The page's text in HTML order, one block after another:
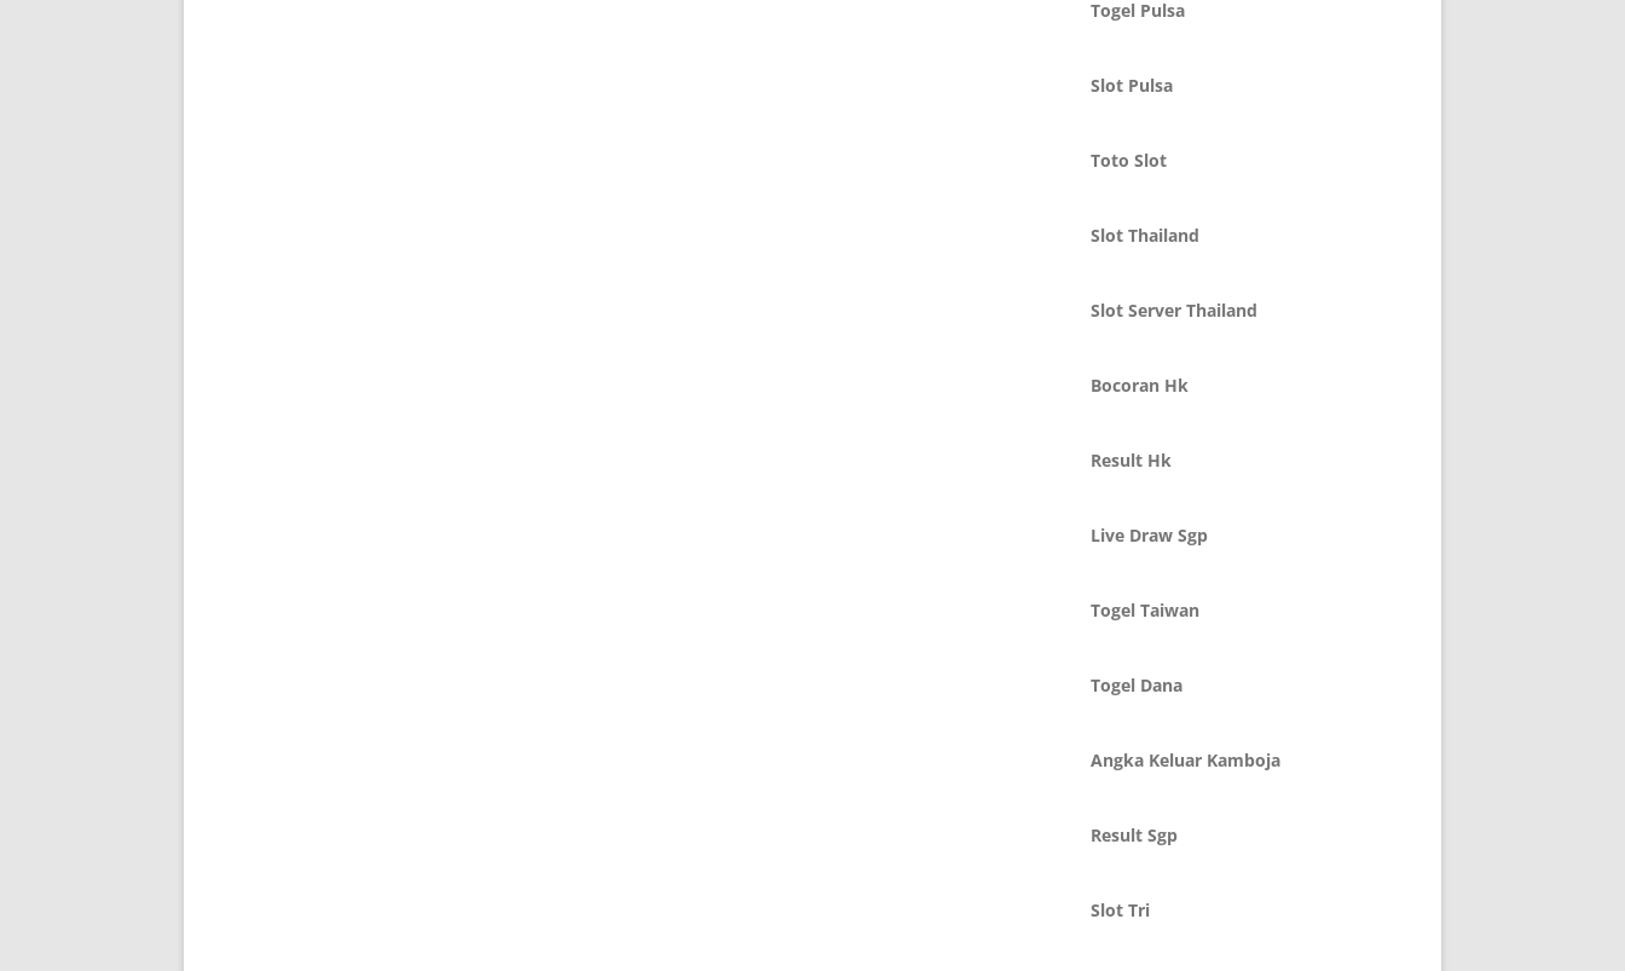
Togel Pulsa
Slot Pulsa
Toto Slot
Slot Thailand
Slot Server Thailand
Bocoran Hk
Result Hk
Live Draw Sgp
Togel Taiwan
Togel Dana
Angka Keluar Kamboja
Result Sgp
Slot Tri